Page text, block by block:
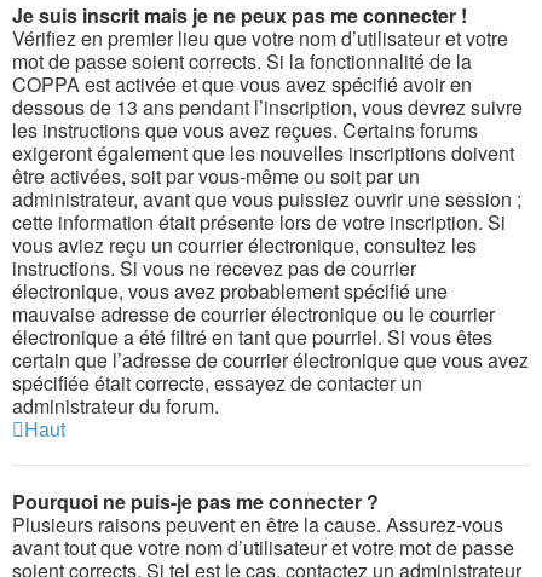
Je suis inscrit mais je ne peux pas me connecter !
Vérifiez en premier lieu que votre nom d’utilisateur et votre
mot de passe soient corrects. Si la fonctionnalité de la
COPPA est activée et que vous avez spécifié avoir en
dessous de 13 ans pendant l’inscription, vous devrez suivre
les instructions que vous avez reçues. Certains forums
exigeront également que les nouvelles inscriptions doivent
être activées, soit par vous-même ou soit par un
administrateur, avant que vous puissiez ouvrir une session ;
cette information était présente lors de votre inscription. Si
vous aviez reçu un courrier électronique, consultez les
instructions. Si vous ne recevez pas de courrier
électronique, vous avez probablement spécifié une
mauvaise adresse de courrier électronique ou le courrier
électronique a été filtré en tant que pourriel. Si vous êtes
certain que l’adresse de courrier électronique que vous avez
spécifiée était correcte, essayez de contacter un
administrateur du forum.
Haut
Pourquoi ne puis-je pas me connecter ?
Plusieurs raisons peuvent en être la cause. Assurez-vous
avant tout que votre nom d’utilisateur et votre mot de passe
soient corrects. Si tel est le cas, contactez un administrateur